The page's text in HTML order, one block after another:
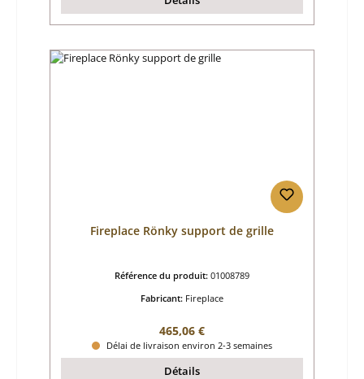
Fireplace Rönky support de grille
Référence du produit: 01008789
Fabricant: Fireplace
Prix régulier :
465,06 €
Délai de livraison environ 2-3 semaines
Détails